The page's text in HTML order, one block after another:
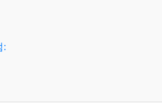
: